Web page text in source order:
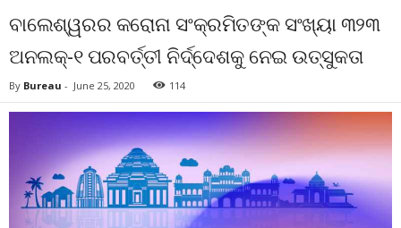
ବାଲେଶ୍ୱରର କରୋନା ସଂକ୍ରମିତଙ୍କ ସଂଖ୍ୟା ୩୨୩
ଅନଲକ୍‌-୧ ପରବର୍ତ୍ତୀ ନିର୍ଦ୍ଦେଶକୁ ନେଇ ଉତ୍ସୁକତା
By Bureau - June 25, 2020 114